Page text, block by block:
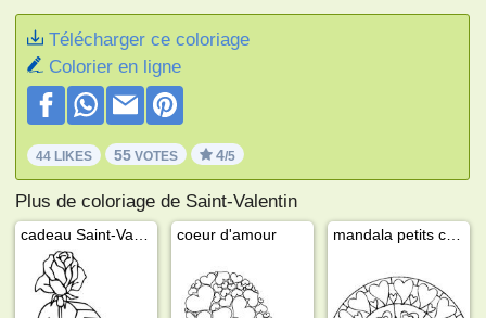
Télécharger ce coloriage
Colorier en ligne
44 LIKES 55 VOTES 4/5
Plus de coloriage de Saint-Valentin
coeur d'amour